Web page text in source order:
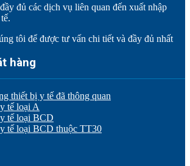
đủ các dịch vụ liên quan đến xuất nhập
tôi để được tư vấn chi tiết và đầy đủ nhất
hàng
thiết bị y tế đã thông quan
tế loại A
tế loại BCD
tế loại BCD thuộc TT30